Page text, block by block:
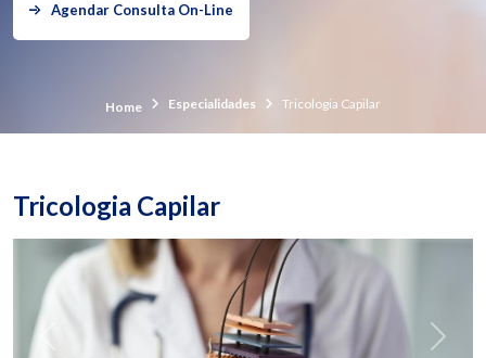
Agendar Consulta On-Line
Home Especialidades Tricologia Capilar
Tricologia Capilar
Previous Next